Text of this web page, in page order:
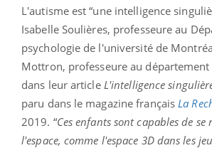
L'autisme est “une intelligence
Isabelle Soulières, professeure au
psychologie de l'université de
Mottron, professeure au
dans leur article L'intelligence
paru dans le magazine français La
2019. “Ces enfants sont capables de se
l'espace, comme l'espace 3D dans les